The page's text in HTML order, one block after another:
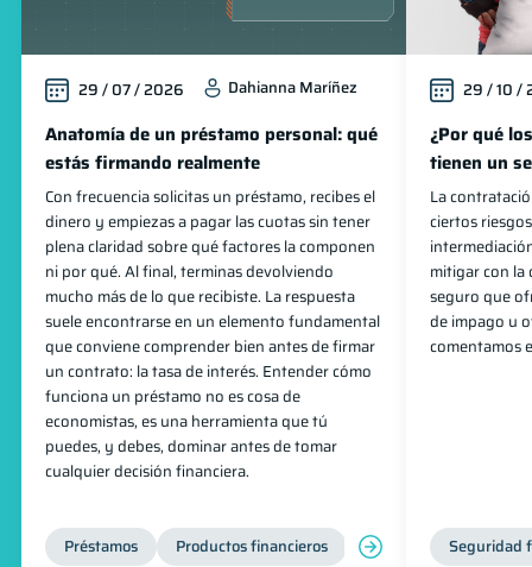
29 / 07 / 2026 Dahianna Maríñez
Anatomía de un préstamo personal: qué
estás firmando realmente
Con frecuencia solicitas un préstamo, recibes el
dinero y empiezas a pagar las cuotas sin tener
plena claridad sobre qué factores la componen
ni por qué. Al final, terminas devolviendo
mucho más de lo que recibiste. La respuesta
suele encontrarse en un elemento fundamental
que conviene comprender bien antes de firmar
un contrato: la tasa de interés. Entender cómo
funciona un préstamo no es cosa de
economistas, es una herramienta que tú
puedes, y debes, dominar antes de tomar
cualquier decisión financiera.
Préstamos Productos financieros Manejo de deudas
29 / 10 /
¿Por qué
tienen un
La
ciertos
mitigar con
seguro que
de impago u
comentamos
Seguridad